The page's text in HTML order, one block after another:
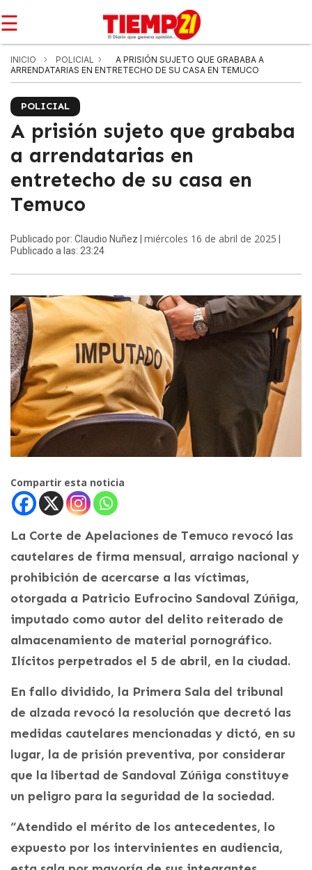
☰
INICIO POLICIAL
A PRISIÓN SUJETO QUE GRABABA A
ARRENDATARIAS EN ENTRETECHO DE SU CASA EN TEMUCO
POLICIAL
A prisión sujeto que grababa
a arrendatarias en
entretecho de su casa en
Temuco
Publicado por: Claudio Nuñez | miércoles 16 de abril de 2025
Publicado a las: 23:24
Compartir esta noticia
La Corte de Apelaciones de Temuco revocó las
cautelares de firma mensual, arraigo nacional y
prohibición de acercarse a las víctimas,
otorgada a Patricio Eufrocino Sandoval Zúñiga,
imputado como autor del delito reiterado de
almacenamiento de material pornográfico.
Ilícitos perpetrados el 5 de abril, en la ciudad.
En fallo dividido, la Primera Sala del tribunal
de alzada revocó la resolución que decretó las
medidas cautelares mencionadas y dictó, en su
lugar, la de prisión preventiva, por considerar
que la libertad de Sandoval Zúñiga constituye
un peligro para la seguridad de la sociedad.
“Atendido el mérito de los antecedentes, lo
expuesto por los intervinientes en audiencia,